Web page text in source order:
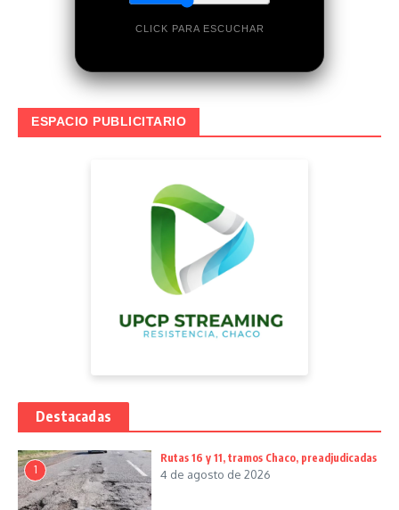
CLICK PARA ESCUCHAR
ESPACIO PUBLICITARIO
Destacadas
1
Rutas 16 y 11, tramos Chaco, preadjudicadas
4 de agosto de 2026